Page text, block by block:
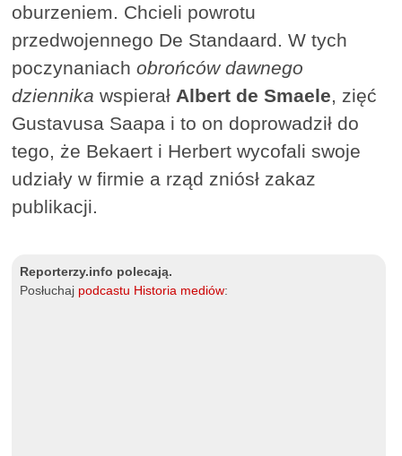
oburzeniem. Chcieli powrotu
przedwojennego De Standaard. W tych
poczynaniachobrońców dawnego
dziennika wspierał Albert de Smaele, zięć
Gustavusa Saapa i to on doprowadził do
tego, że Bekaert i Herbert wycofali swoje
udziały w firmie a rząd zniósł zakaz
publikacji.
Reporterzy.info polecają.
Posłuchaj podcastu Historia mediów: